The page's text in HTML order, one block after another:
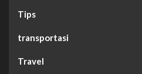
Tips
transportasi
Travel